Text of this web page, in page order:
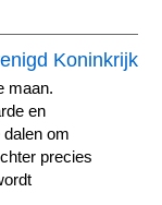
maan.
en
om
precies